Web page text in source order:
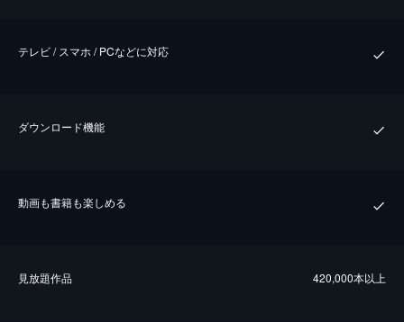
テレビ / スマホ / PCなどに対応
ダウンロード機能
動画も書籍も楽しめる
⾒放題作品 420,000本以上